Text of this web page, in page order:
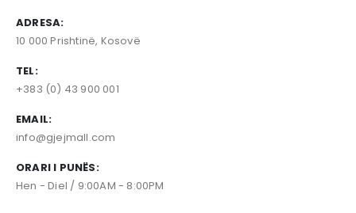
ADRESA:
10 000 Prishtinë, Kosovë
TEL:
+383 (0) 43 900 001
EMAIL:
info@gjejmall.com
ORARI I PUNËS:
Hen - Diel / 9:00AM - 8:00PM